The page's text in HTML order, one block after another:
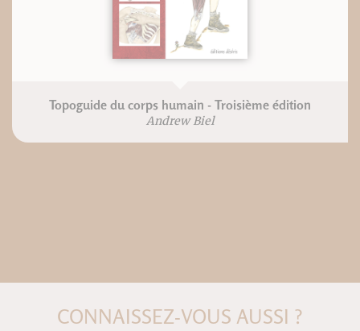
Topoguide du corps humain - Troisième édition
Andrew Biel
CONNAISSEZ-VOUS AUSSI ?